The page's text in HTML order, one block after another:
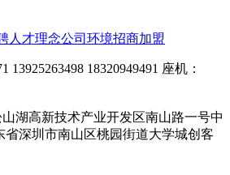
人才理念公司环境招商加盟
13925263498 18320949491 座机：
湖高新技术产业开发区南山路一号中
省深圳市南山区桃园街道大学城创客